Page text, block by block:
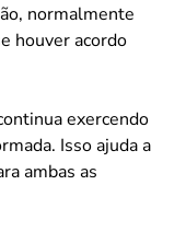
normalmente
houver acordo
exercendo
Isso ajuda a
ambas as